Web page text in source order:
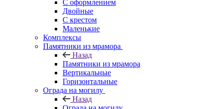
С оформлением
Двойные
С крестом
Маленькие
Комплексы
Памятники из мрамора
Назад
Памятники из мрамора
Вертикальные
Горизонтальные
Ограда на могилу
Назад